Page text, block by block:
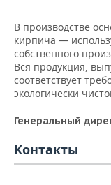
ВОЛЕЙБОЛ
КИБЕРСПОРТ
ВОДНЫЕ ВИДЫ
ИСТОРИЯ
КУЛЬТУРА
ОБРАЗОВАНИЕ
СПИСОК ПЕРСОН
СПИСОК
ПОЛНАЯ ВЕРСИЯ
В производстве
кирпича —
собственного
Вся продукция,
соответствует
экологически
Генеральный
Контакты